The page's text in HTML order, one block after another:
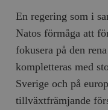
En regering som i
Natos förmåga att
fokusera på den
kompletteras med
Sverige och på
tillväxtfrämjande